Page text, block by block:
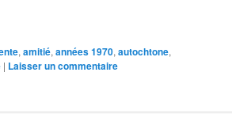
, amitié, années 1970, autochtone,
| Laisser un commentaire